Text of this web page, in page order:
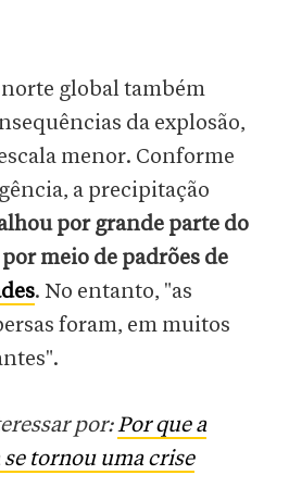
global também
da explosão,
menor. Conforme
a precipitação
por grande parte do
meio de padrões de
. No entanto, "as
foram, em muitos
por:Por que a
tornou uma crise